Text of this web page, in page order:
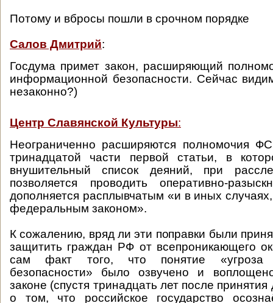
Потому и вбросы пошли в срочном порядке
Салов Дмитрий:
Госдума примет закон, расширяющий
информационной безопасности. Сейчас
незаконно?)
Центр Славянской Культуры:
Неограниченно расширяются полномочия
тринадцатой части первой статьи, в
внушительный список деяний, при
позволяется проводить оперативно-
дополняется расплывчатым «и в иных
федеральным законом».
К сожалению, вряд ли эти поправки были
защитить граждан РФ от всепроникающего
сам факт того, что понятие «угроза
безопасности» было озвучено и
законе (спустя тринадцать лет после
о том, что российское государство